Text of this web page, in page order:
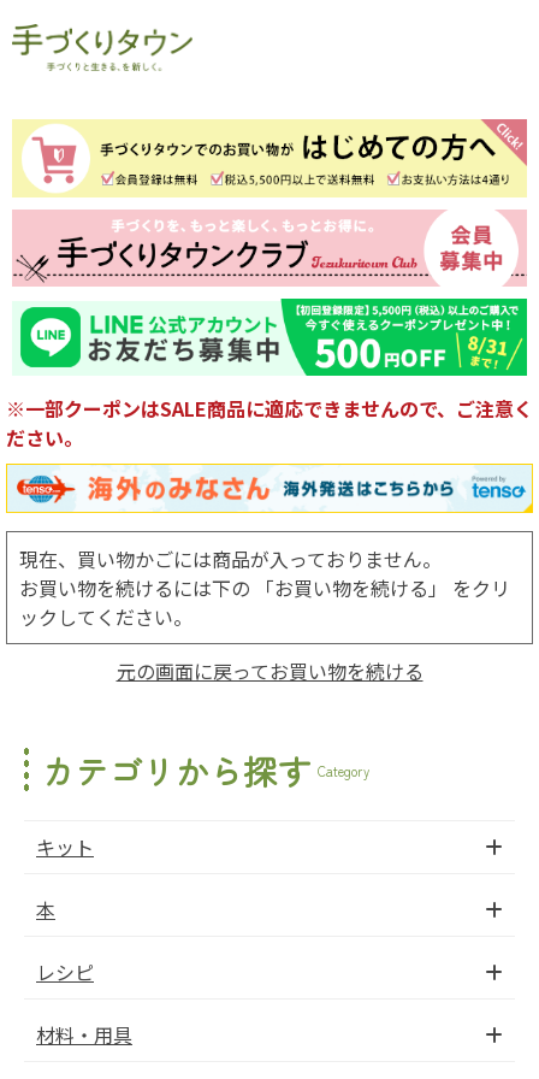
※一部クーポンはSALE商品に適応できませんので、ご注意く
ださい。
現在、買い物かごには商品が入っておりません。
お買い物を続けるには下の 「お買い物を続ける」 をクリ
ックしてください。
元の画面に戻ってお買い物を続ける
カテゴリから探す Category
キット
本
レシピ
材料・用具